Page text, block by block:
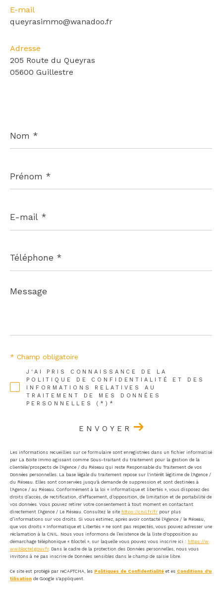
E-mail
queyrasimmo@wanadoo.fr
Adresse
205 Route du Queyras
05600 Guillestre
*
*
mail
*
*
Message
*
J'AI PRIS CONNAISSANCE DE LA
POLITIQUE DE CONFIDENTIALITÉ ET DES
INFORMATIONS RELATIVES AU
TRAITEMENT DE MES DONNÉES
PERSONNELLES (*)*
* Champ obligatoire
ENVOYER
Les informations recueillies sur ce formulaire sont enregistrées dans un fichier informatisé
par La Boite Immo agissant comme Sous-traitant du traitement pour la gestion de la
clientèle/prospects de l'Agence / du Réseau qui reste Responsable du Traitement de vos
Données personnelles. La base légale du traitement repose sur l'intérêt légitime de l'Agence /
du Réseau. Elles sont conservées jusqu'à demande de suppression et sont destinées à
l'Agence / au Réseau. Conformément à la loi « informatique et libertés », vous disposez des
droits d’accès, de rectification, d’effacement, d’opposition, de limitation et de portabilité de
vos données. Vous pouvez retirer votre consentement à tout moment en contactant
directement l’Agence / Le Réseau. Consultez le site https://cnil.fr/fr pour plus
d’informations sur vos droits. Si vous estimez, après avoir contacté l'Agence / le Réseau,
que vos droits « Informatique et Libertés » ne sont pas respectés, vous pouvez adresser une
réclamation à la CNIL. Nous vous informons de l’existence de la liste d'opposition au
démarchage téléphonique « Bloctel », sur laquelle vous pouvez vous inscrire ici : https://w
ww.bloctel.gouv.fr. Dans le cadre de la protection des Données personnelles, nous vous
invitons à ne pas inscrire de Données sensibles dans le champ de saisie libre.
Ce site est protégé par reCAPTCHA, les Politiques de Confidentialité et es Conditions d'u
tilisation de Google s'appliquent.